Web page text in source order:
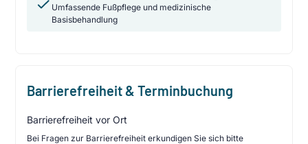
Umfassende Fußpflege und medizinische
Basisbehandlung
Barrierefreiheit & Terminbuchung
Barrierefreiheit vor Ort
Bei Fragen zur Barrierefreiheit erkundigen Sie sich bitte